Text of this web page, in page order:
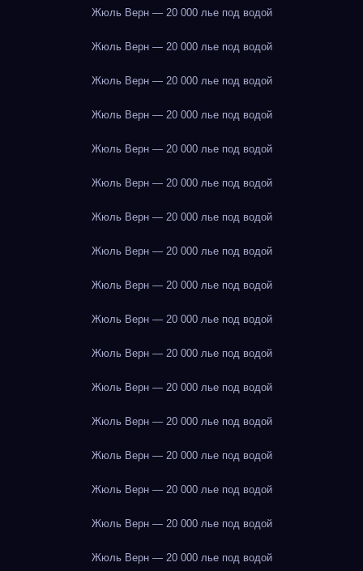
Жюль Верн — 20 000 лье под водой
Жюль Верн — 20 000 лье под водой
Жюль Верн — 20 000 лье под водой
Жюль Верн — 20 000 лье под водой
Жюль Верн — 20 000 лье под водой
Жюль Верн — 20 000 лье под водой
Жюль Верн — 20 000 лье под водой
Жюль Верн — 20 000 лье под водой
Жюль Верн — 20 000 лье под водой
Жюль Верн — 20 000 лье под водой
Жюль Верн — 20 000 лье под водой
Жюль Верн — 20 000 лье под водой
Жюль Верн — 20 000 лье под водой
Жюль Верн — 20 000 лье под водой
Жюль Верн — 20 000 лье под водой
Жюль Верн — 20 000 лье под водой
Жюль Верн — 20 000 лье под водой